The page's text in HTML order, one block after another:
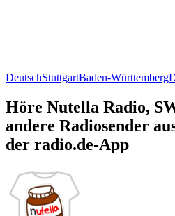
DeutschStuttgartBaden-Württemberg
Höre Nutella Radio,
andere Radiosender
der radio.de-App